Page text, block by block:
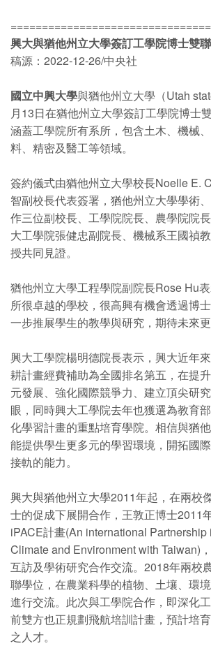
興大與猶他州立大學簽訂工學院博士雙
稿源：2022-12-26/中央社
國立中興大學與猶他州立大學（Utah
月13日在猶他州立大學簽訂工學院博士
涵蓋工學院所有系所，包含土木、機械
料、精密及醫工等領域。
簽約儀式由猶他州立大學校長Noelle E.
智副校長代表簽署，猶他州立大學學術
作三位副校長、工學院院長、農學院院
大工學院張健忠副院長、機械系王國禎
授共同見證。
猶他州立大學工程學院副院長Rose Hu
所很卓越的學校，很高興有機會透過博
一步推展學生的教學與研究，期待未來更
興大工學院楊明德院長表示，興大近年
耕計畫經費補助為全國排名第五，在提
元發展、強化國際競爭力、建立頂尖研
眼，同時興大工學院去年也獲選為教育
化學習計畫的重點培育學院。相信與猶
能提供學生更多元的學習環境，開拓國
接軌的能力。
興大與猶他州立大學2011年起，在兩校
士的促成下展開合作，王敦正博士2011
iPACE計畫(An international Partnership
Climate and Environment with Taiwan)
互訪及學術研究合作交流。2018年兩校
聯學位，在農業科學的植物、土壤、環
進行交流。此次與工學院合作，即深化
前雙方也正規劃飛航培訓計畫，預計培
之人才。